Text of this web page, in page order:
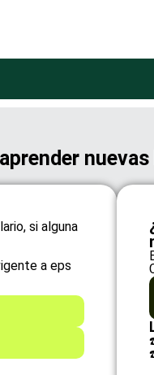
si alguna
a eps